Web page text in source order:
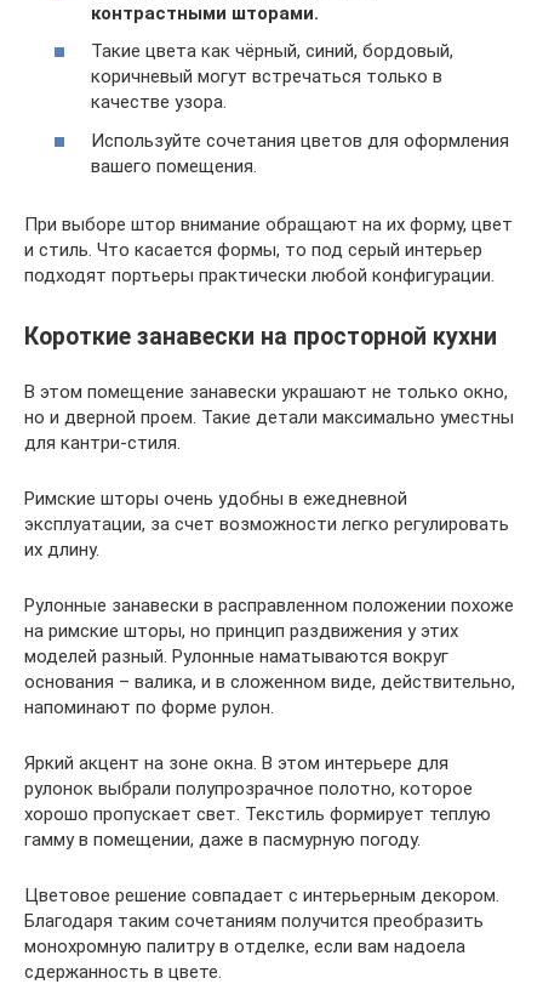
контрастными шторами.
Такие цвета как чёрный, синий, бордовый,
коричневый могут встречаться только в
качестве узора.
Используйте сочетания цветов для оформления
вашего помещения.
При выборе штор внимание обращают на их форму, цвет
и стиль. Что касается формы, то под серый интерьер
подходят портьеры практически любой конфигурации.
Короткие занавески на просторной кухни
В этом помещение занавески украшают не только окно,
но и дверной проем. Такие детали максимально уместны
для кантри-стиля.
Римские шторы очень удобны в ежедневной
эксплуатации, за счет возможности легко регулировать
их длину.
Рулонные занавески в расправленном положении похоже
на римские шторы, но принцип раздвижения у этих
моделей разный. Рулонные наматываются вокруг
основания – валика, и в сложенном виде, действительно,
напоминают по форме рулон.
Яркий акцент на зоне окна. В этом интерьере для
рулонок выбрали полупрозрачное полотно, которое
хорошо пропускает свет. Текстиль формирует теплую
гамму в помещении, даже в пасмурную погоду.
Цветовое решение совпадает с интерьерным декором.
Благодаря таким сочетаниям получится преобразить
монохромную палитру в отделке, если вам надоела
сдержанность в цвете.